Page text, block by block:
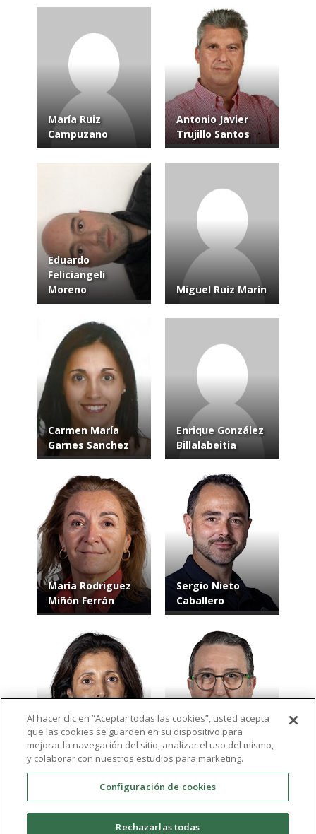
María Ruiz
Campuzano
Antonio Javier
Trujillo Santos
Eduardo
Feliciangeli
Moreno
Miguel Ruiz Marín
Carmen María
Garnes Sanchez
Enrique González
Billalabeitia
María Rodriguez
Miñón Ferrán
Sergio Nieto
Caballero
María Alejandra
Isaac Montero
Martín García
Muñoz
Al hacer clic en “Aceptar todas las cookies”, usted acepta
que las cookies se guarden en su dispositivo para
mejorar la navegación del sitio, analizar el uso del mismo,
y colaborar con nuestros estudios para marketing.
Configuración de cookies
Rechazarlas todas